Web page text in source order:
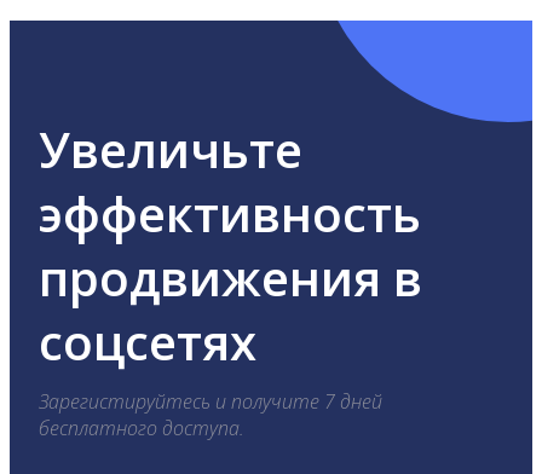
Увеличьте
эффективность
продвижения в
соцсетях
Зарегистируйтесь и получите 7 дней
бесплатного доступа.